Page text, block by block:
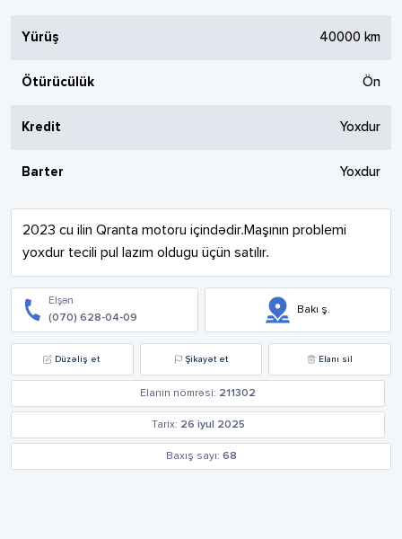
Yürüş 40000 km
Ötürücülük Ön
Kredit Yoxdur
Barter Yoxdur
2023 cu ilin Qranta motoru içindədir.Maşının problemi
yoxdur tecili pul lazım oldugu üçün satılır.
Elşən
(070) 628-04-09
Bakı ş.
Düzəliş et Şikayət et Elanı sil
Elanın nömrəsi: 211302
Tarix: 26 iyul 2025
Baxış sayı: 68